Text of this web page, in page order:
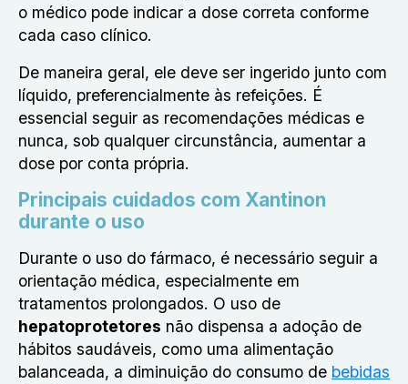
o médico pode indicar a dose correta conforme
cada caso clínico.
De maneira geral, ele deve ser ingerido junto com
líquido, preferencialmente às refeições. É
essencial seguir as recomendações médicas e
nunca, sob qualquer circunstância, aumentar a
dose por conta própria.
Principais cuidados com Xantinon
durante o uso
Durante o uso do fármaco, é necessário seguir a
orientação médica, especialmente em
tratamentos prolongados. O uso de
hepatoprotetores não dispensa a adoção de
hábitos saudáveis, como uma alimentação
balanceada, a diminuição do consumo de bebidas